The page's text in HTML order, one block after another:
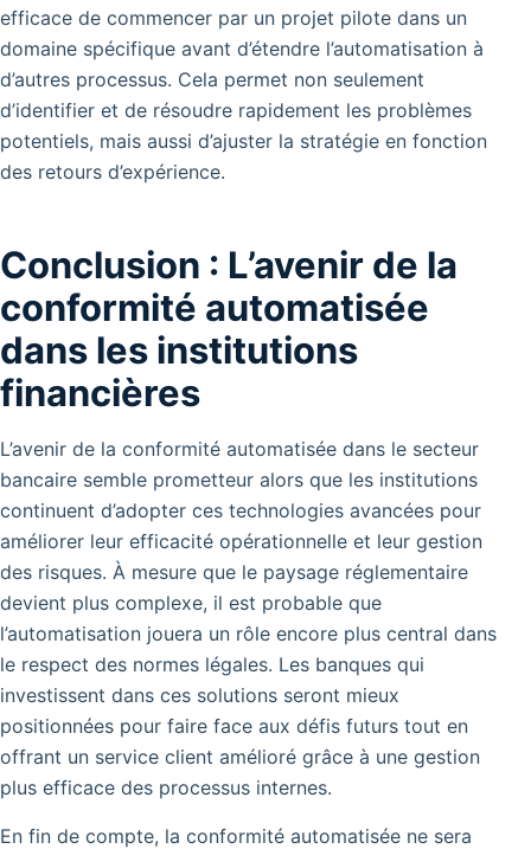
efficace de commencer par un projet pilote dans un
domaine spécifique avant d’étendre l’automatisation à
d’autres processus. Cela permet non seulement
d’identifier et de résoudre rapidement les problèmes
potentiels, mais aussi d’ajuster la stratégie en fonction
des retours d’expérience.
Conclusion : L’avenir de la
conformité automatisée
dans les institutions
financières
L’avenir de la conformité automatisée dans le secteur
bancaire semble prometteur alors que les institutions
continuent d’adopter ces technologies avancées pour
améliorer leur efficacité opérationnelle et leur gestion
des risques. À mesure que le paysage réglementaire
devient plus complexe, il est probable que
l’automatisation jouera un rôle encore plus central dans
le respect des normes légales. Les banques qui
investissent dans ces solutions seront mieux
positionnées pour faire face aux défis futurs tout en
offrant un service client amélioré grâce à une gestion
plus efficace des processus internes.
En fin de compte, la conformité automatisée ne sera